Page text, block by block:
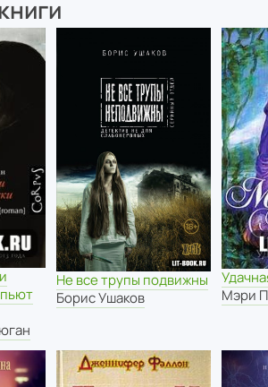
Не все трупы подвижны
Борис Ушаков
Мэри